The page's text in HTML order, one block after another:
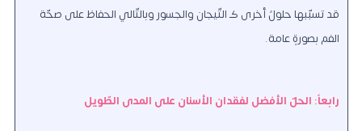
قد تسبّبها حلولٌ أخرى كـ التّيجان والجسور وبالتّالي الحفاظ على صحّة
الفم بصورةٍ عامة.
رابعاً: الحلّ الأفضل لفقدان الأسنان على المدى الطّويل